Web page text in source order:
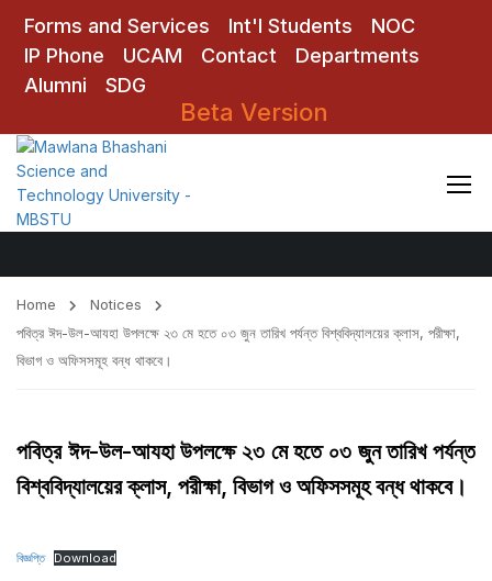
Forms and Services Int'l Students
NOC
IP Phone
UCAM Contact
Departments
Alumni
SDG
Beta Version
Notices
Home
Notices
পবিত্র ঈদ-উল-আযহা উপলক্ষে ২৩ মে হতে ০৩ জুন তারিখ পর্যন্ত বিশ্ববিদ্যালয়ের ক্লাস, পরীক্ষা,
বিভাগ ও অফিসসমূহ বন্ধ থাকবে।
পবিত্র ঈদ-উল-আযহা উপলক্ষে ২৩ মে হতে ০৩ জুন তারিখ পর্যন্ত
বিশ্ববিদ্যালয়ের ক্লাস, পরীক্ষা, বিভাগ ও অফিসসমূহ বন্ধ থাকবে।
বিজ্ঞপ্তি Download